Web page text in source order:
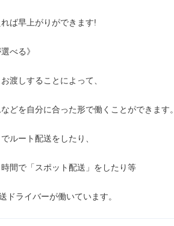
ば早上がりができます!
べる》
渡しすることによって、
どを自分に合った形で働くことができます。
ルート配送をしたり、
間で「スポット配送」をしたり等
ドライバーが働いています。